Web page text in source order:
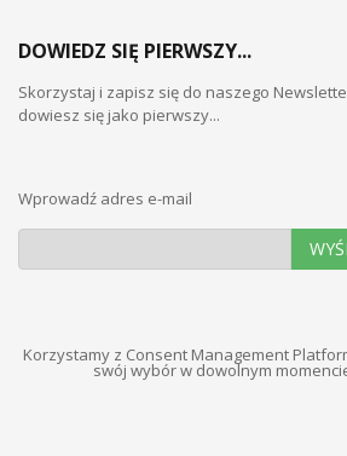
DOWIEDZ SIĘ PIERWSZY...
Skorzystaj i zapisz się do naszego
dowiesz się jako pierwszy...
Wprowadź adres e-mail
Korzystamy z Consent Management
swój wybór w dowolnym